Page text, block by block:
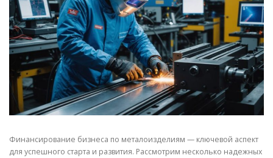
Финансирование бизнеса по металоизделиям — ключевой аспект
для успешного старта и развития. Рассмотрим несколько надежных